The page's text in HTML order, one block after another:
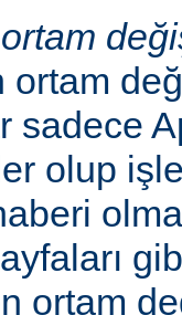
ortam
ortam
sadece
olup
ortam